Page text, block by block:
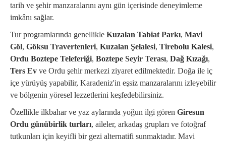
tarih ve şehir manzaralarını aynı gün içerisinde deneyimleme
imkânı sağlar.
Tur programlarında genellikle Kuzalan Tabiat Parkı, Mavi
Göl, Göksu Travertenleri, Kuzalan Şelalesi, Tirebolu Kalesi,
Ordu Boztepe Teleferiği, Boztepe Seyir Terası, Dağ Kızağı,
Ters Ev ve Ordu şehir merkezi ziyaret edilmektedir. Doğa ile iç
içe yürüyüş yapabilir, Karadeniz'in eşsiz manzaralarını izleyebilir
ve bölgenin yöresel lezzetlerini keşfedebilirsiniz.
Özellikle ilkbahar ve yaz aylarında yoğun ilgi gören Giresun
Ordu günübirlik turları, aileler, arkadaş grupları ve fotoğraf
tutkunları için keyifli bir gezi alternatifi sunmaktadır. Mavi